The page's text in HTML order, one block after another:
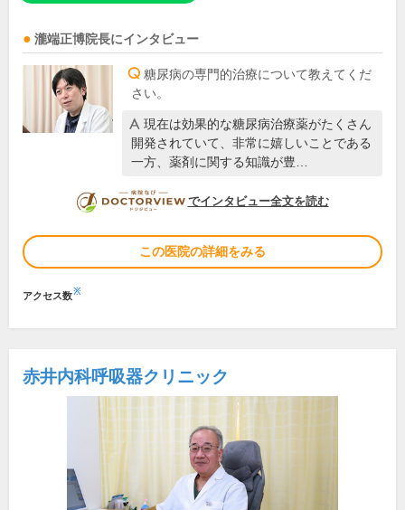
瀧端正博院長にインタビュー
糖尿病の専門的治療について教えてくだ
さい。
現在は効果的な糖尿病治療薬がたくさん
開発されていて、非常に嬉しいことである
一方、薬剤に関する知識が豊…
DOCTORVIEW
でインタビュー全文を読む
この医院の詳細をみる
アクセス数※
赤井内科呼吸器クリニック